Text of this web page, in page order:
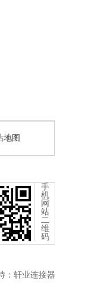
地图
手
机
网
站
二
维
码
： 轩业连接器